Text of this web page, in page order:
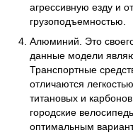
агрессивную езду и
грузоподъемностью.
Алюминий. Это
данные модели
Транспортные
отличаются
титановых и
городские
оптимальным